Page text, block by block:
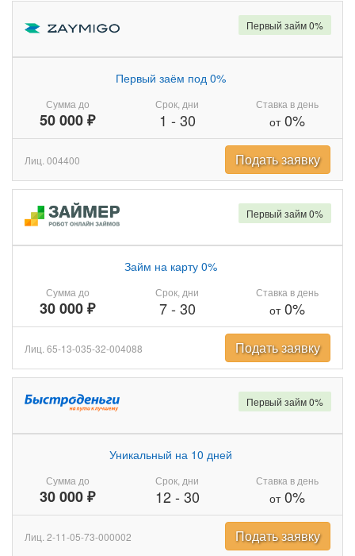
Сумма до
50 000 ₽
Первый заём под 0%
Срок, дни
1 - 30
Ставка в день
от0%
Первый займ 0%
Лиц. 004400 Подать заявку
Сумма до
30 000 ₽
Займ на карту 0%
Срок, дни
7- 30
Ставка в день
от0%
Первый займ 0%
Лиц. 65-13-035-32-004088 Подать заявку
Сумма до
30 000 ₽
Уникальный на 10 дней
Срок, дни
12- 30
Ставка в день
от0%
Первый займ 0%
Лиц. 2-11-05-73-000002 Подать заявку